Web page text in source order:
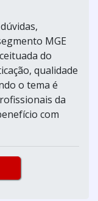
MGE
do
qualidade
o tema é
da
com